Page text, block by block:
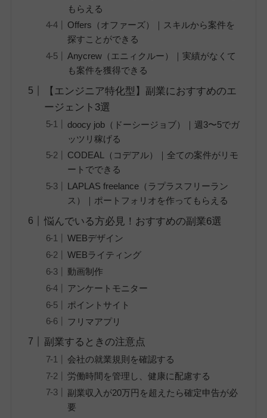
もらえる
Offers（オファーズ）｜スキルから案件を
探すことができる
Anycrew（エニィクルー）｜実績がなくて
も案件を獲得できる
【エンジニア特化型】副業におすすめのエ
ージェント3選
doocy job（ドーシージョブ）｜週3〜5でガ
ッツリ稼げる
CODEAL（コデアル）｜全ての案件がリモ
ートでできる
LAPLAS freelance（ラプラスフリーラン
ス）｜ポートフォリオを作ってもらえる
悩んでいる方必見！おすすめの副業6選
WEBデザイン
WEBライティング
動画制作
アンケートモニター
ポイントサイト
フリマアプリ
副業するときの注意点
会社の就業規則を確認する
労働時間を管理し、健康に配慮する
副業収入が20万円を超えたら確定申告が必
要